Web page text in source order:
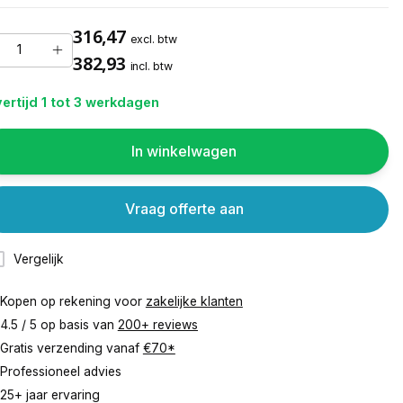
316,47 excl. btw
382,93 incl. btw
1 tot 3 werkdagen
In winkelwagen
Vergelijk
Vraag offerte aan
Kopen op rekening voor zakelijke klanten
4.5 / 5 op basis van 200+ reviews
Gratis verzending vanaf €70*
Professioneel advies
25+ jaar ervaring